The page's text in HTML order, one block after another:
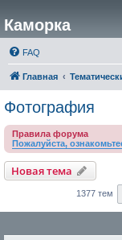
Каморка
FAQ
Главная
Фотография
Правила форума
Пожалуйста,
Новая тема
1377 тем